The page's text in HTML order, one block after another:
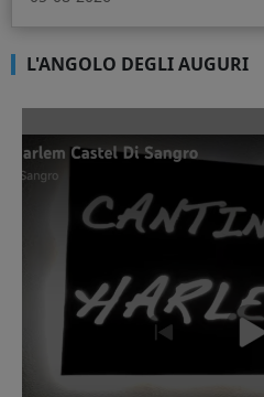
L'ANGOLO DEGLI AUGURI